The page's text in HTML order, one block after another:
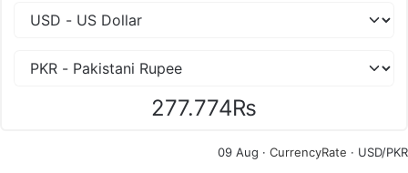
277.774₨
09 Aug · CurrencyRate · USD/PKR